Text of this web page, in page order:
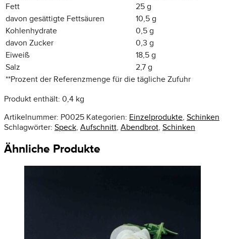
Fett
25 g
davon gesättigte Fettsäuren
10,5 g
Kohlenhydrate
0,5 g
davon Zucker
0,3 g
Eiweiß
18,5 g
Salz
2,7 g
**Prozent der Referenzmenge für die tägliche Zufuhr
Produkt enthält: 0,4 kg
Artikelnummer: P0025 Kategorien: Einzelprodukte, Schinken
Schlagwörter: Speck, Aufschnitt, Abendbrot, Schinken
Ähnliche Produkte